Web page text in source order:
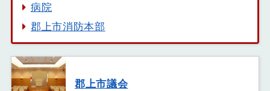
病院
郡上市消防本部
郡上市議会